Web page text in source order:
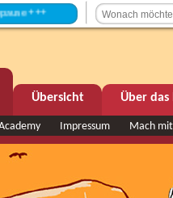
Übersicht Über
Impressum Mach mit